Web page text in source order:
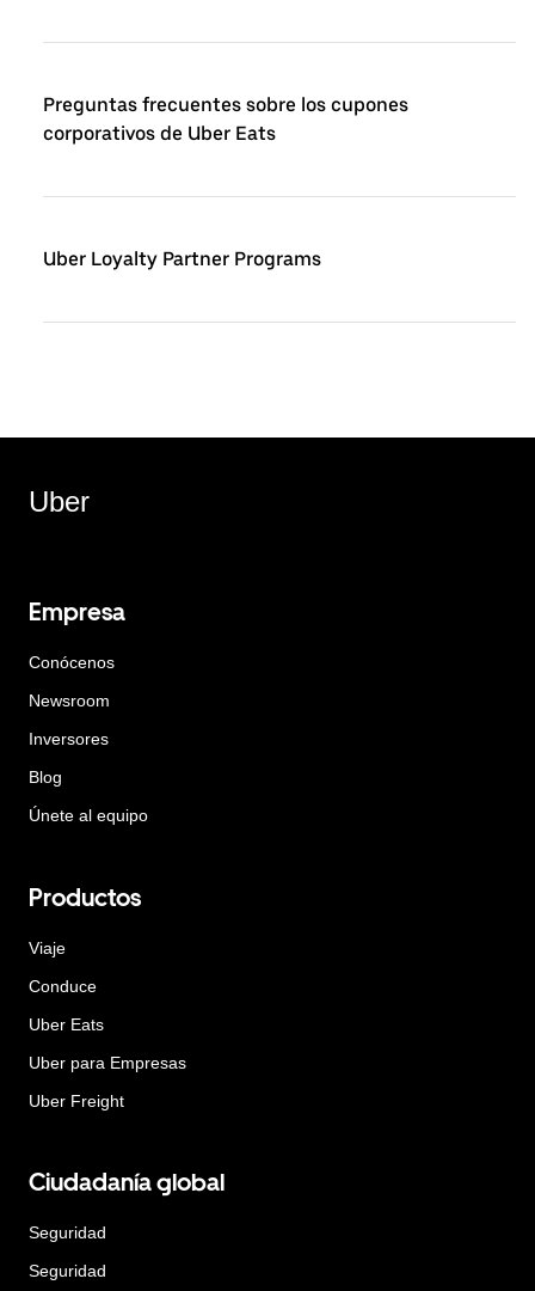
Preguntas frecuentes sobre los cupones
corporativos de Uber Eats
Uber Loyalty Partner Programs
Uber
Empresa
Conócenos
Newsroom
Inversores
Blog
Únete al equipo
Productos
Viaje
Conduce
Uber Eats
Uber para Empresas
Uber Freight
Ciudadanía global
Seguridad
Seguridad